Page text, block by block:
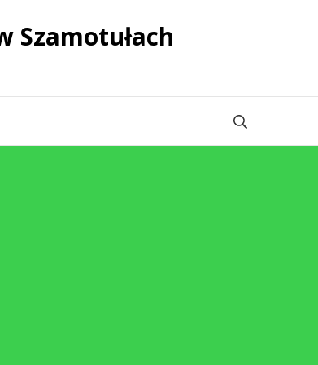
Szamotułach